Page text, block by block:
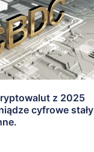
z 2025
cyfrowe stały